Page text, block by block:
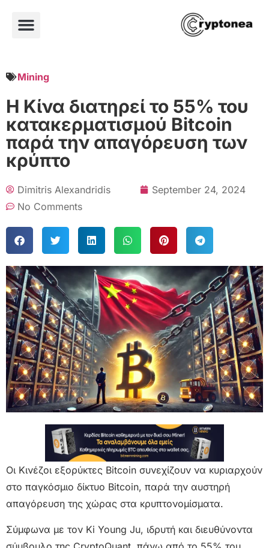
Mining
Η Κίνα διατηρεί το 55% του
κατακερματισμού Bitcoin
παρά την απαγόρευση των
κρύπτο
Dimitris Alexandridis
September 24, 2024
No Comments
Οι Κινέζοι εξορύκτες Bitcoin συνεχίζουν να κυριαρχούν
στο παγκόσμιο δίκτυο Bitcoin, παρά την αυστηρή
απαγόρευση της χώρας στα κρυπτονομίσματα.
Σύμφωνα με τον Ki Young Ju, ιδρυτή και διευθύνοντα